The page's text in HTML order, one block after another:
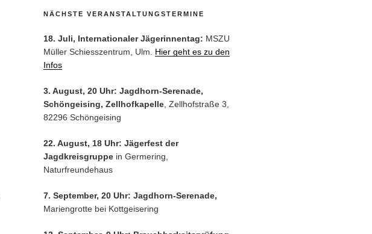
NÄCHSTE VERANSTALTUNGSTERMINE
18. Juli, Internationaler Jägerinnentag: MSZU
Müller Schiesszentrum, Ulm. Hier geht es zu den
Infos
3. August, 20 Uhr: Jagdhorn-Serenade,
Schöngeising, Zellhofkapelle, Zellhofstraße 3,
82296 Schöngeising
22. August, 18 Uhr: Jägerfest der
Jagdkreisgruppein Germering,
Naturfreundehaus
7. September, 20 Uhr: Jagdhorn-Serenade,
Mariengrotte bei Kottgeisering